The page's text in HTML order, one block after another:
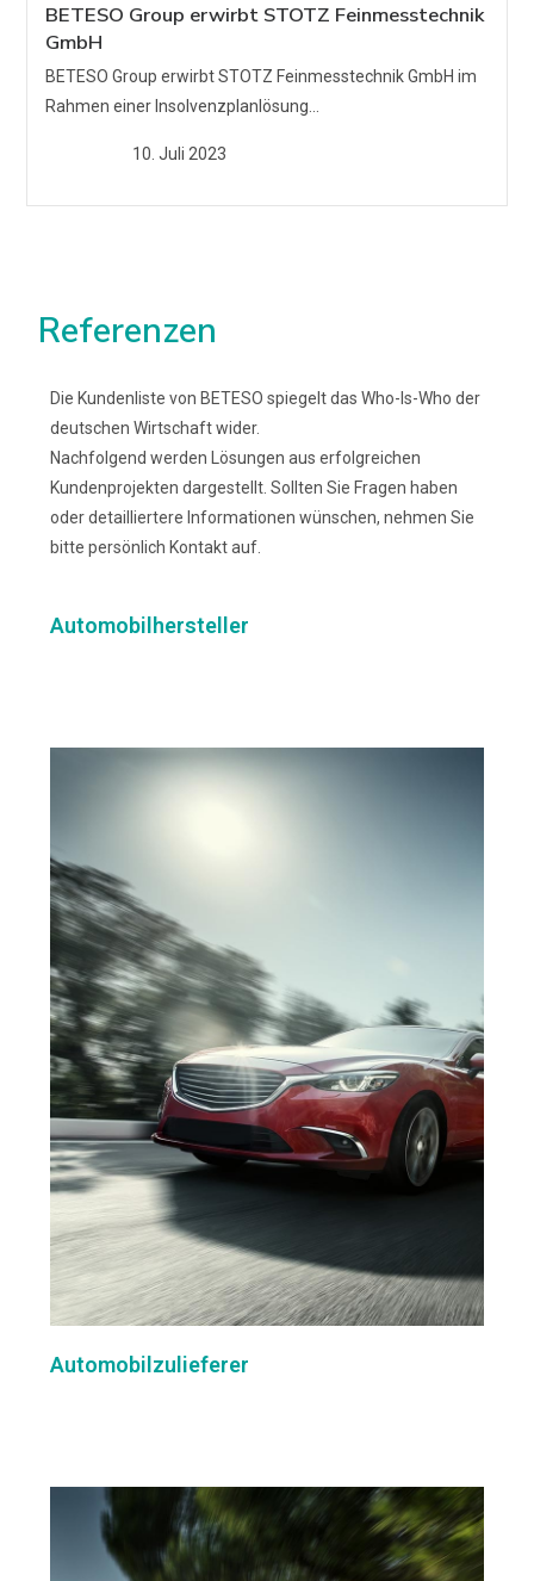
BETESO Group erwirbt STOTZ Feinmesstechnik
GmbH
BETESO Group erwirbt STOTZ Feinmesstechnik GmbH im
Rahmen einer Insolvenzplanlösung...
10. Juli 2023
Referenzen
Die Kundenliste von BETESO spiegelt das Who-Is-Who der
deutschen Wirtschaft wider.
Nachfolgend werden Lösungen aus erfolgreichen
Kundenprojekten dargestellt. Sollten Sie Fragen haben
oder detailliertere Informationen wünschen, nehmen Sie
bitte persönlich Kontakt auf.
Automobilhersteller
Automobilzulieferer